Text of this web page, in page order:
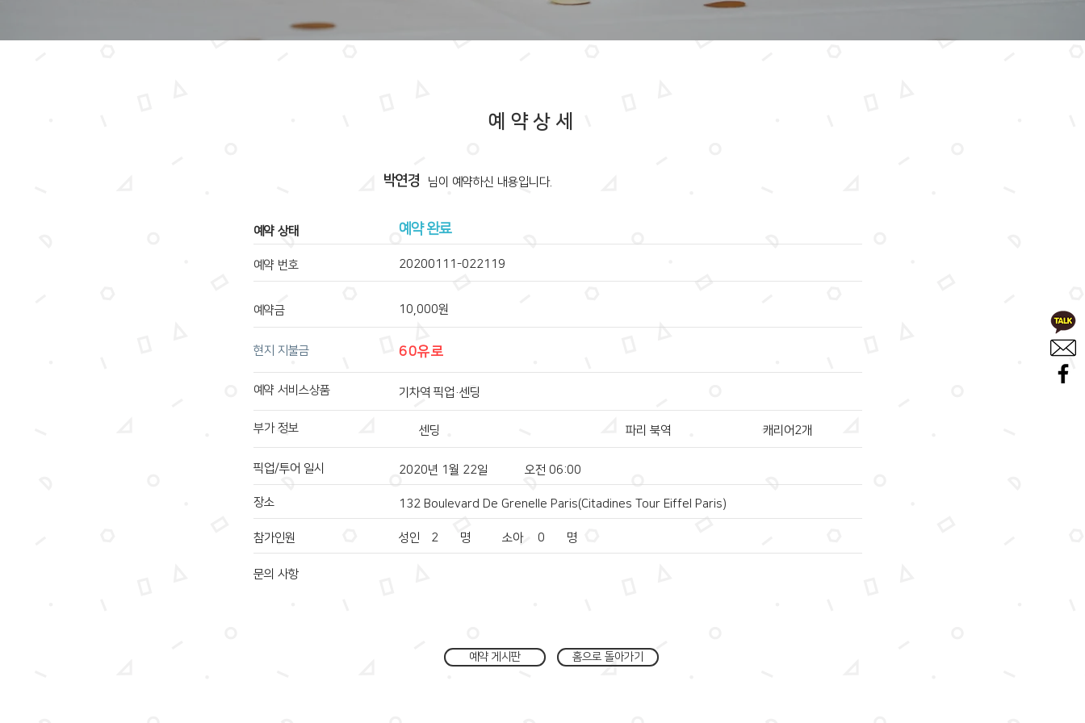
예약상세
박연경 ​님이 예약하신 내용입니다.
예약금
참가인원
문의 사항
2020년 1월 22일 오전 06:00
​예약 상태
픽업/투어 일시
60유로
​현지 지불금
예약 번호 20200111-022119
예약 서비스상품 기차역 픽업·센딩
센딩
부가 정보
장소
예약 완료
132 Boulevard De Grenelle Paris(Citadines Tour Eiffel Paris)
성인 2 명 소아 0 명
캐리어2개
파리 북역
10,000원
예약 게시판 홈으로 돌아가기